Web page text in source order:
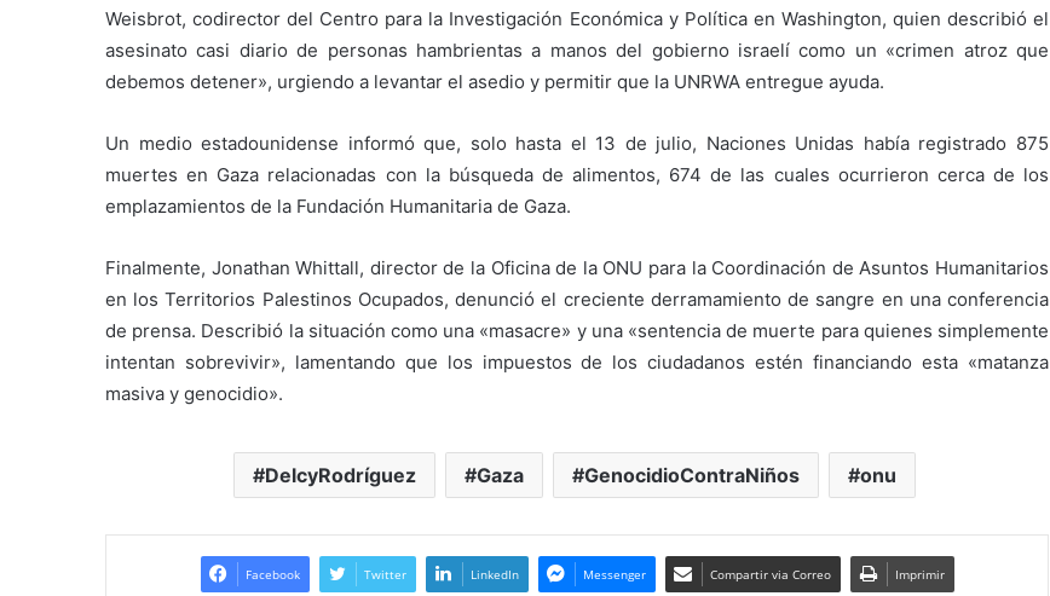
Weisbrot, codirector del Centro para la Investigación Económica y Política en Washington, quien describió el
asesinato casi diario de personas hambrientas a manos del gobierno israelí como un «crimen atroz que
debemos detener», urgiendo a levantar el asedio y permitir que la UNRWA entregue ayuda.
Un medio estadounidense informó que, solo hasta el 13 de julio, Naciones Unidas había registrado 875
muertes en Gaza relacionadas con la búsqueda de alimentos, 674 de las cuales ocurrieron cerca de los
emplazamientos de la Fundación Humanitaria de Gaza.
Finalmente, Jonathan Whittall, director de la Oficina de la ONU para la Coordinación de Asuntos Humanitarios
en los Territorios Palestinos Ocupados, denunció el creciente derramamiento de sangre en una conferencia
de prensa. Describió la situación como una «masacre» y una «sentencia de muerte para quienes simplemente
intentan sobrevivir», lamentando que los impuestos de los ciudadanos estén financiando esta «matanza
masiva y genocidio».
DelcyRodríguez Gaza GenocidioContraNiños onu
Facebook Twitter LinkedIn Messenger Compartir via Correo Imprimir